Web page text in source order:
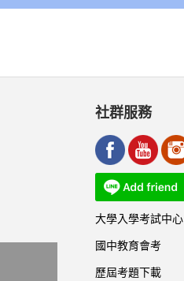
社群服務
大學入學考試中心
國中教育會考
歷屆考題下載